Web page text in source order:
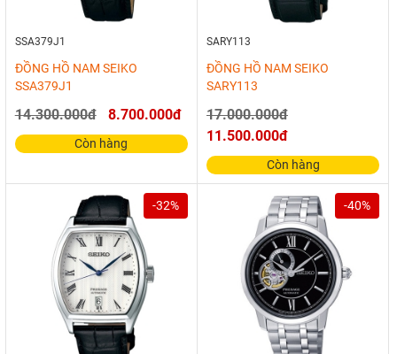
SSA379J1
ĐỒNG HỒ NAM SEIKO
SSA379J1
14.300.000đ 8.700.000đ
Còn hàng
SARY113
ĐỒNG HỒ NAM SEIKO
SARY113
17.000.000đ
11.500.000đ
Còn hàng
-32% -40%